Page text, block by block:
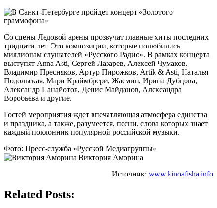
Со сцены Ледовой арены прозвучат главные хиты последних
тридцати лет. Это композиции, которые полюбились
миллионам слушателей «Русского Радио». В рамках концерта
выступят Anna Asti, Сергей Лазарев, Алексей Чумаков,
Владимир Пресняков, Артур Пирожков, Artik & Asti, Наталья
Подольская, Мари Краймбрери, Жасмин, Ирина Дубцова,
Александр Панайотов, Денис Майданов, Александра
Воробьева и другие.
Гостей мероприятия ждет впечатляющая атмосфера единства
и праздника, а также, разумеется, песни, слова которых знает
каждый поклонник популярной российской музыки.
Фото: Пресс-служба «Русской Медиагруппы»
Виктория Аморина
Источник: www.kinoafisha.info
Related Posts: